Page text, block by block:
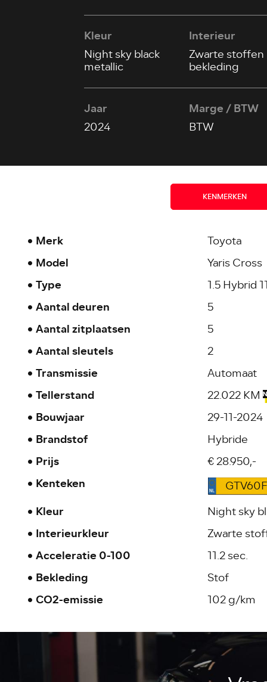
Kleur
Night sky black
metallic
Interieur
Zwarte stoffen
bekleding
Jaar
2024
Marge / BTW
BTW
KENMERKEN
Merk
Toyota
Model
Yaris Cross
Type
1.5 Hybrid
Aantal deuren
5
Aantal zitplaatsen
5
Aantal sleutels
2
Transmissie
Automaat
Tellerstand
22.022 KM
Bouwjaar
29-11-2024
Brandstof
Hybride
Prijs
€ 28.950,-
Kenteken
GTV60F
Kleur
Night sky
Interieurkleur
Zwarte
Acceleratie 0-100
11.2 sec.
Bekleding
Stof
CO2-emissie
102 g/km